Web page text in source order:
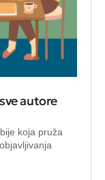
autore
koja pruža